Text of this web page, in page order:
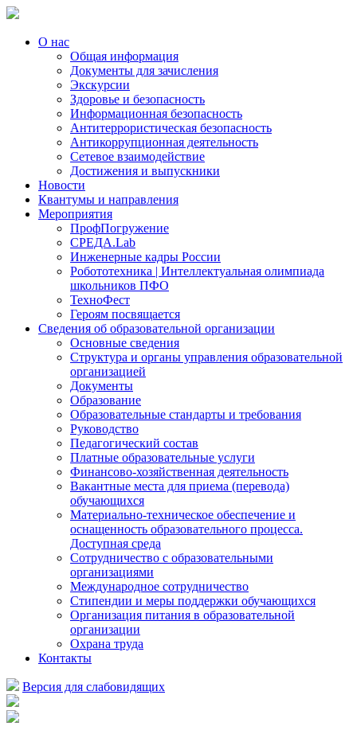
О нас
Общая информация
Документы для зачисления
Экскурсии
Здоровье и безопасность
Информационная безопасность
Антитеррористическая безопасность
Антикоррупционная деятельность
Сетевое взаимодействие
Достижения и выпускники
Новости
Квантумы и направления
Мероприятия
ПрофПогружение
СРЕДА.Lab
Инженерные кадры России
Робототехника | Интеллектуальная олимпиада
школьников ПФО
ТехноФест
Героям посвящается
Сведения об образовательной организации
Основные сведения
Структура и органы управления образовательной
организацией
Документы
Образование
Образовательные стандарты и требования
Руководство
Педагогический состав
Платные образовательные услуги
Финансово-хозяйственная деятельность
Вакантные места для приема (перевода)
обучающихся
Материально-техническое обеспечение и
оснащенность образовательного процесса.
Доступная среда
Сотрудничество с образовательными
организациями
Международное сотрудничество
Стипендии и меры поддержки обучающихся
Организация питания в образовательной
организации
Охрана труда
Контакты
Версия для слабовидящих